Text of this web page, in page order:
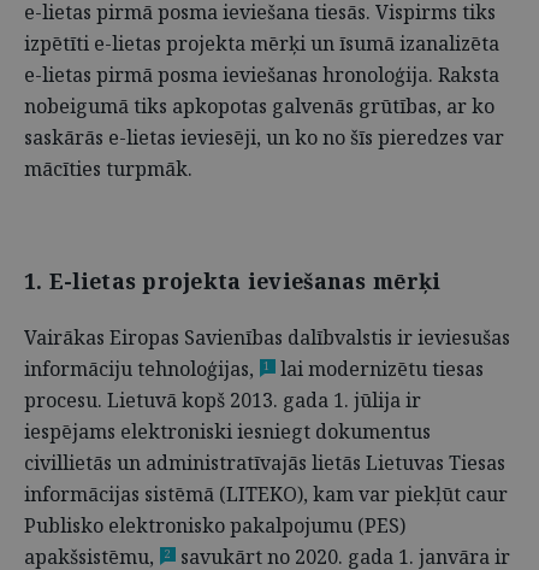
e-lietas pirmā posma ieviešana tiesās. Vispirms tiks
izpētīti e-lietas projekta mērķi un īsumā izanalizēta
e-lietas pirmā posma ieviešanas hronoloģija. Raksta
nobeigumā tiks apkopotas galvenās grūtības, ar ko
saskārās e-lietas ieviesēji, un ko no šīs pieredzes var
mācīties turpmāk.
1. E-lietas projekta ieviešanas mērķi
Vairākas Eiropas Savienības dalībvalstis ir ieviesušas
informāciju tehnoloģijas,
1
lai modernizētu tiesas
procesu. Lietuvā kopš 2013. gada 1. jūlija ir
iespējams elektroniski iesniegt dokumentus
civillietās un administratīvajās lietās Lietuvas Tiesas
informācijas sistēmā (LITEKO), kam var piekļūt caur
Publisko elektronisko pakalpojumu (PES)
apakšsistēmu,
2
savukārt no 2020. gada 1. janvāra ir